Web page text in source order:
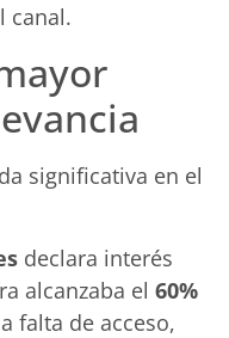
canal.
significativa en el
declara interés
alcanzaba el 60%
falta de acceso,